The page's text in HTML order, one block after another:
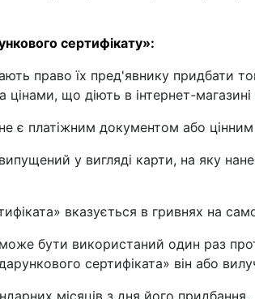
сертифікату»:
право їх пред'явнику придбати
цінами, що діють в інтернет-
є платіжним документом або
у вигляді карти, на яку
вказується в гривнях на
бути використаний один раз
сертифіката» він або
місяців з дня його придбання.